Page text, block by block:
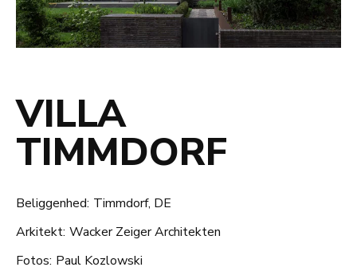
VILLA
TIMMDORF
Beliggenhed: Timmdorf, DE
Arkitekt: Wacker Zeiger Architekten
Fotos: Paul Kozlowski